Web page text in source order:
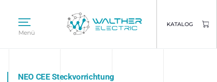
Menü
KATALOG
NEO CEE Steckvorrichtung